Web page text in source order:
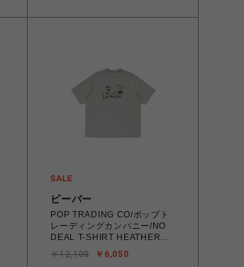
ビーバー
POP TRADING CO/ポップト
レーディングカンパニー/NO
DEAL T-SHIRT HEATHER
GREY Tシャツ
￥6,050
￥12,100